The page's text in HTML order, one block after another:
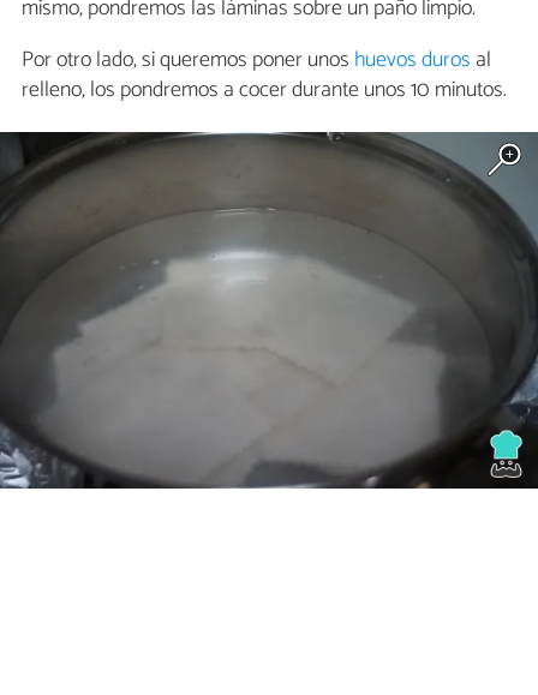
mismo, pondremos las láminas sobre un paño limpio.
Por otro lado, si queremos poner unos huevos duros al
relleno, los pondremos a cocer durante unos 10 minutos.